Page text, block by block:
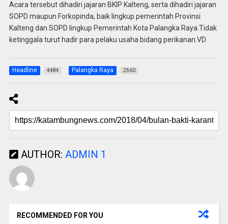
Acara tersebut dihadiri jajaran BKIP Kalteng, serta dihadiri jajaran
SOPD maupun Forkopinda, baik lingkup pemerintah Provinsi
Kalteng dan SOPD lingkup Pemerintah Kota Palangka Raya.Tidak
ketinggala turut hadir para pelaku usaha bidang perikanan.VD
Headline 4484 Palangka Raya 2560
AUTHOR: ADMIN 1
RECOMMENDED FOR YOU